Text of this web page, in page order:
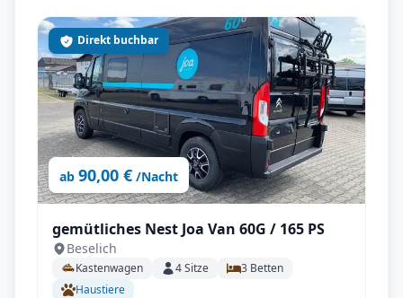
ab 90,00 € /Nacht
Direkt buchbar
gemütliches Nest Joa Van 60G / 165 PS
Beselich
Kastenwagen 4Sitze 3 Betten
Haustiere